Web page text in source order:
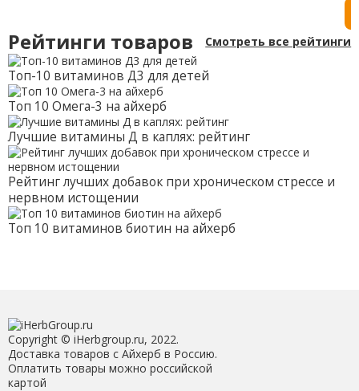
Рейтинги товаров Смотреть все рейтинги
Топ-10 витаминов Д3 для детей
Топ 10 Омега-3 на айхерб
Лучшие витамины Д в каплях: рейтинг
Рейтинг лучших добавок при хроническом стрессе и
нервном истощении
Топ 10 витаминов биотин на айхерб
Copyright © iHerbgroup.ru, 2022.
Доставка товаров с Айхерб в Россию.
Оплатить товары можно российской
картой